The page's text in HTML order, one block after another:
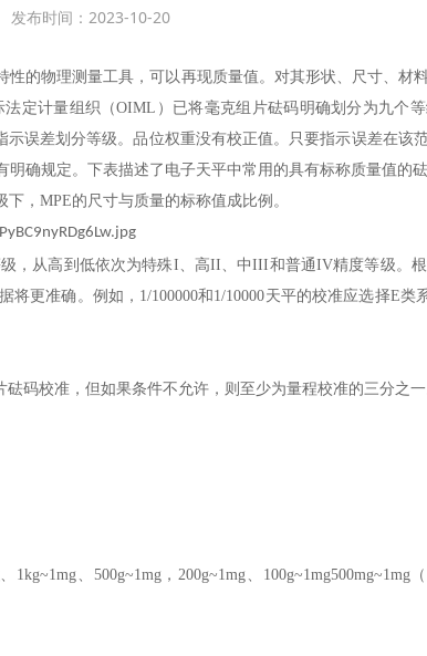
发布时间：2023-10-20
的物理测量工具，可以再现质量值。对其形状、尺寸、材
计量组织（OIML）已将毫克组片砝码明确划分为九个等
误差划分等级。品位权重没有校正值。只要指示误差在该
确规定。下表描述了电子天平中常用的具有标称质量值的
，MPE的尺寸与质量的标称值成比例。
，从高到低依次为特殊I、高II、中III和普通IV精度等级。
更准确。例如，1/100000和1/10000天平的校准应选择E类
码校准，但如果条件不允许，则至少为量程校准的三分之一
、500g~1mg，200g~1mg、100g~1mg500mg~1mg